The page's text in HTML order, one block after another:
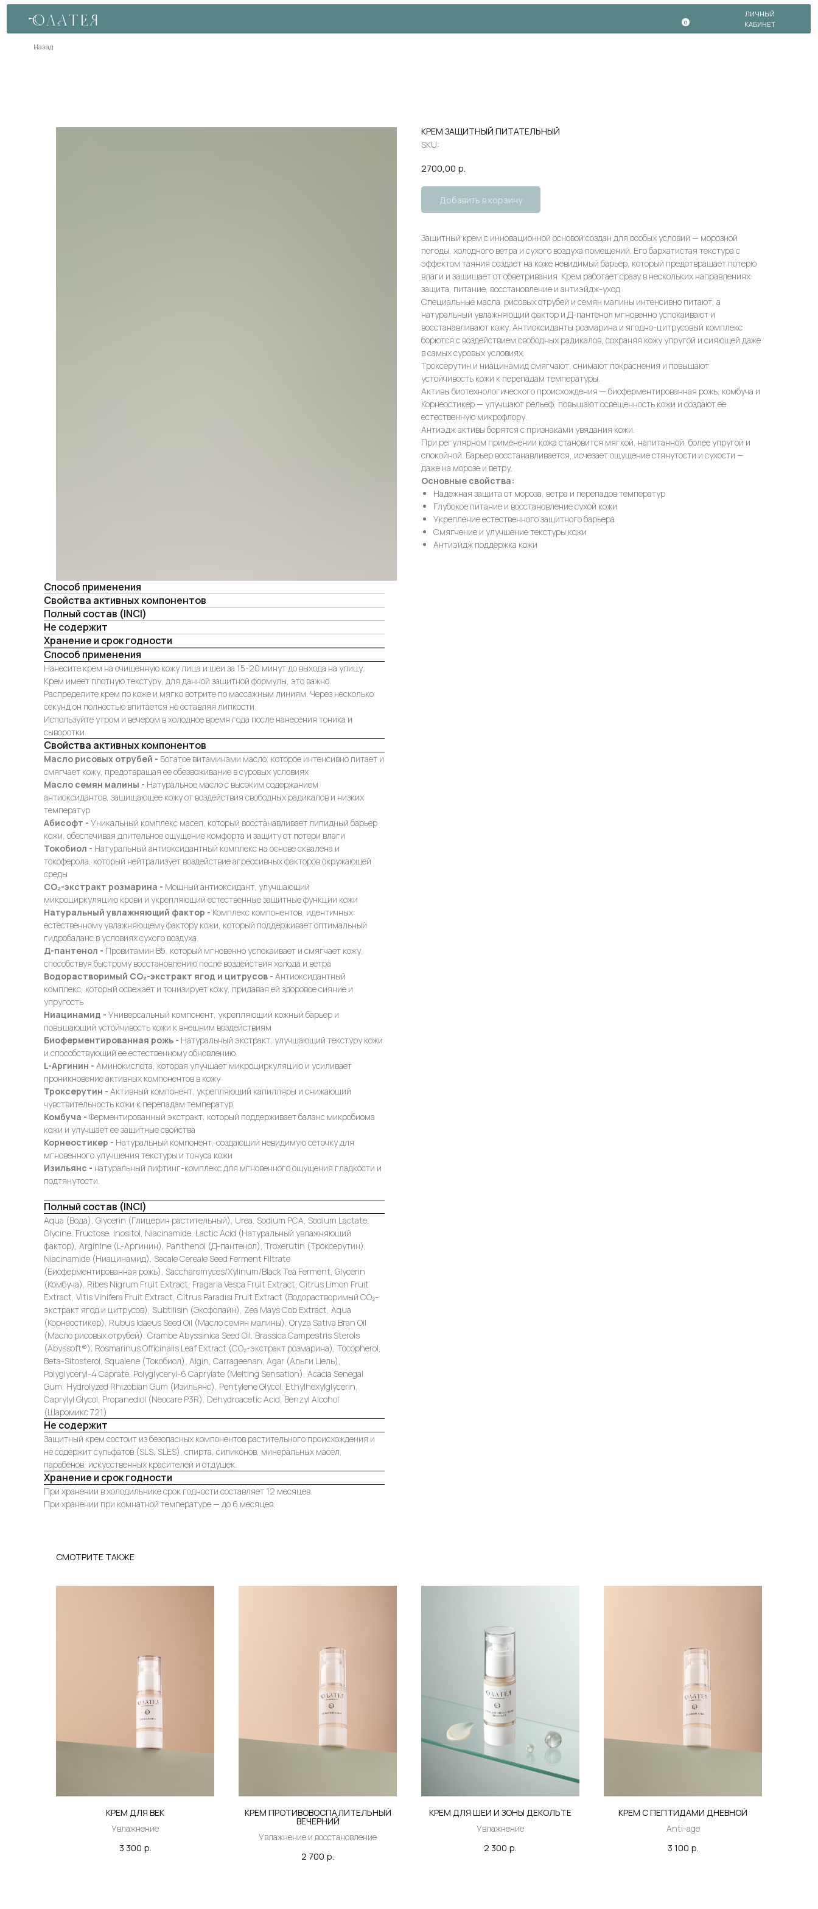
КАБИНЕТ
КРЕМ ЗАЩИТНЫЙ ПИТАТЕЛЬНЫЙ
SKU:
2700,00 р.
Добавить в корзину
Защитный крем с инновационной основой создан для особых условий — морозной
погоды, холодного ветра и сухого воздуха помещений. Его бархатистая текстура с
эффектом таяния создает на коже невидимый барьер, который предотвращает потерю
влаги и защищает от обветривания. Крем работает сразу в нескольких направлениях:
защита, питание, восстановление и антиэйдж-уход .
Специальные масла рисовых отрубей и семян малины интенсивно питают, а
натуральный увлажняющий фактор и Д-пантенол мгновенно успокаивают и
восстанавливают кожу. Антиоксиданты розмарина и ягодно-цитрусовый комплекс
борются с воздействием свободных радикалов, сохраняя кожу упругой и сияющей даже
в самых суровых условиях.
Троксерутин и ниацинамид смягчают, снимают покраснения и повышают
устойчивость кожи к перепадам температуры.
Активы биотехнологического происхождения — биоферментированная рожь, комбуча и
Корнеостикер — улучшают рельеф, повышают освещенность кожи и создают ее
естественную микрофлору.
Антиэдж активы борятся с признаками увядания кожи.
При регулярном применении кожа становится мягкой, напитанной, более упругой и
спокойной. Барьер восстанавливается, исчезает ощущение стянутости и сухости —
даже на морозе и ветру.
Основные свойства:
Надежная защита от мороза, ветра и перепадов температур
Глубокое питание и восстановление сухой кожи
Укрепление естественного защитного барьера
Смягчение и улучшение текстуры кожи
Антиэйдж поддержка кожи
Способ применения
Свойства активных компонентов
Полный состав (INCI)
Не содержит
Хранение и срок годности
Способ применения
Нанесите крем на очищенную кожу лица и шеи за 15-20 минут до выхода на улицу.
Крем имеет плотную текстуру, для данной защитной формулы, это важно.
Распределите крем по коже и мягко вотрите по массажным линиям. Через несколько
секунд он полностью впитается не оставляя липкости.
Используйте утром и вечером в холодное время года после нанесения тоника и
сыворотки.
Свойства активных компонентов
Масло рисовых отрубей - Богатое витаминами масло, которое интенсивно питает и
смягчает кожу, предотвращая ее обезвоживание в суровых условиях
Масло семян малины - Натуральное масло с высоким содержанием
антиоксидантов, защищающее кожу от воздействия свободных радикалов и низких
температур
Абисофт - Уникальный комплекс масел, который восстанавливает липидный барьер
кожи, обеспечивая длительное ощущение комфорта и защиту от потери влаги
Токобиол - Натуральный антиоксидантный комплекс на основе сквалена и
токоферола, который нейтрализует воздействие агрессивных факторов окружающей
среды
СО₂-экстракт розмарина - Мощный антиоксидант, улучшающий
микроциркуляцию крови и укрепляющий естественные защитные функции кожи
Натуральный увлажняющий фактор - Комплекс компонентов, идентичных
естественному увлажняющему фактору кожи, который поддерживает оптимальный
гидробаланс в условиях сухого воздуха
Д-пантенол - Провитамин B5, который мгновенно успокаивает и смягчает кожу,
способствуя быстрому восстановлению после воздействия холода и ветра
Водорастворимый СО₂-экстракт ягод и цитрусов - Антиоксидантный
комплекс, который освежает и тонизирует кожу, придавая ей здоровое сияние и
упругость
Ниацинамид - Универсальный компонент, укрепляющий кожный барьер и
повышающий устойчивость кожи к внешним воздействиям
Биоферментированная рожь - Натуральный экстракт, улучшающий текстуру кожи
и способствующий ее естественному обновлению
L-Аргинин - Аминокислота, которая улучшает микроциркуляцию и усиливает
проникновение активных компонентов в кожу
Троксерутин - Активный компонент, укрепляющий капилляры и снижающий
чувствительность кожи к перепадам температур
Комбуча - Ферментированный экстракт, который поддерживает баланс микробиома
кожи и улучшает ее защитные свойства
Корнеостикер - Натуральный компонент, создающий невидимую сеточку для
мгновенного улучшения текстуры и тонуса кожи
Изильянс - натуральный лифтинг-комплекс для мгновенного ощущения гладкости и
подтянутости.
Полный состав (INCI)
Aqua (Вода), Glycerin (Глицерин растительный), Urea, Sodium PCA, Sodium Lactate,
Glycine, Fructose, Inositol, Niacinamide, Lactic Acid (Натуральный увлажняющий
фактор), Arginine (L-Аргинин), Panthenol (Д-пантенол), Troxerutin (Троксерутин),
Niacinamide (Ниацинамид), Secale Cereale Seed Ferment Filtrate
(Биоферментированная рожь), Saccharomyces/Xylinum/Black Tea Ferment, Glycerin
(Комбуча), Ribes Nigrum Fruit Extract, Fragaria Vesca Fruit Extract, Citrus Limon Fruit
Extract, Vitis Vinifera Fruit Extract, Citrus Paradisi Fruit Extract (Водорастворимый СО₂-
экстракт ягод и цитрусов), Subtilisin (Эксфолайн), Zea Mays Cob Extract, Aqua
(Корнеостикер), Rubus Idaeus Seed Oil (Масло семян малины), Oryza Sativa Bran Oil
(Масло рисовых отрубей), Crambe Abyssinica Seed Oil, Brassica Campestris Sterols
(Abyssoft®), Rosmarinus Officinalis Leaf Extract (СО₂-экстракт розмарина), Tocopherol,
Beta-Sitosterol, Squalene (Токобиол), Algin, Carrageenan, Agar (Альги Цель),
Polyglyceryl-4 Caprate, Polyglyceryl-6 Caprylate (Melting Sensation), Acacia Senegal
Gum, Hydrolyzed Rhizobian Gum (Изильянс), Pentylene Glycol, Ethylhexylglycerin,
Caprylyl Glycol, Propanediol (Neocare P3R), Dehydroacetic Acid, Benzyl Alcohol
(Шаромикс 721)
Не содержит
Защитный крем состоит из безопасных компонентов растительного происхождения и
не содержит сульфатов (SLS, SLES), спирта, силиконов, минеральных масел,
парабенов, искусственных красителей и отдушек.
Хранение и срок годности
При хранении в холодильнике срок годности составляет 12 месяцев.
При хранении при комнатной температуре — до 6 месяцев.
СМОТРИТЕ ТАКЖЕ
КРЕМ ДЛЯ ВЕК
Увлажнение
3 300 р.
КРЕМ ПРОТИВОВОСПАЛИТЕЛЬНЫЙ
ВЕЧЕРНИЙ
Увлажнение и восстановление
2 700 р.
КРЕМ ДЛЯ ШЕИ И ЗОНЫ ДЕКОЛЬТЕ
Увлажнение
2 300 р.
КРЕМ С ПЕПТИДАМИ ДНЕВНОЙ
Anti-age
3 100 р.